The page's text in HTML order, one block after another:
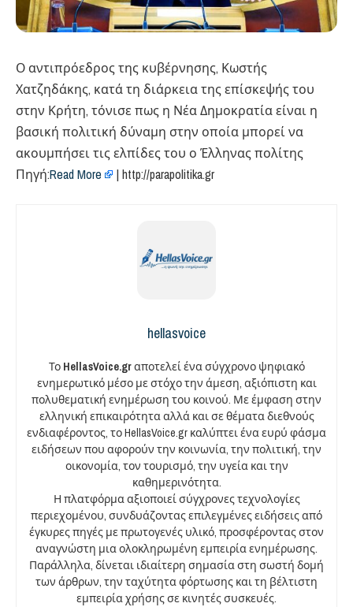
Ο αντιπρόεδρος της κυβέρνησης, Κωστής
Χατζηδάκης, κατά τη διάρκεια της επίσκεψής του
στην Κρήτη, τόνισε πως η Νέα Δημοκρατία είναι η
βασική πολιτική δύναμη στην οποία μπορεί να
ακουμπήσει τις ελπίδες του ο Έλληνας πολίτης
Πηγή:Read More | http://parapolitika.gr
hellasvoice
Το HellasVoice.grαποτελεί ένα σύγχρονο ψηφιακό
ενημερωτικό μέσο με στόχο την άμεση, αξιόπιστη και
πολυθεματική ενημέρωση του κοινού. Με έμφαση στην
ελληνική επικαιρότητα αλλά και σε θέματα διεθνούς
ενδιαφέροντος, το HellasVoice.gr καλύπτει ένα ευρύ φάσμα
ειδήσεων που αφορούν την κοινωνία, την πολιτική, την
οικονομία, τον τουρισμό, την υγεία και την
καθημερινότητα.
Η πλατφόρμα αξιοποιεί σύγχρονες τεχνολογίες
περιεχομένου, συνδυάζοντας επιλεγμένες ειδήσεις από
έγκυρες πηγές με πρωτογενές υλικό, προσφέροντας στον
αναγνώστη μια ολοκληρωμένη εμπειρία ενημέρωσης.
Παράλληλα, δίνεται ιδιαίτερη σημασία στη σωστή δομή
των άρθρων, την ταχύτητα φόρτωσης και τη βέλτιστη
εμπειρία χρήσης σε κινητές συσκευές.